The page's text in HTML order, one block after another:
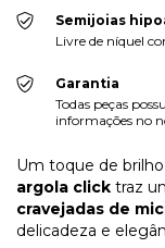
Semijoias
Livre de níquel
Garantia
Todas peças
informações no
Um toque de
argola click traz
cravejadas de
delicadeza e